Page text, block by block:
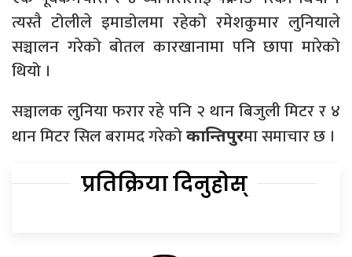
त्यस्तै टोलीले इमाडोलमा रहेको रमेशकुमार लुनियाले
सञ्चालन गरेको बोतल कारखानामा पनि छापा मारेको
थियो ।
सञ्चालक लुनिया फरार रहे पनि २ थान बिजुली मिटर र ४
थान मिटर सिल बरामद गरेकोकान्तिपुरमा समाचार छ ।
प्रतिक्रिया दिनुहोस्